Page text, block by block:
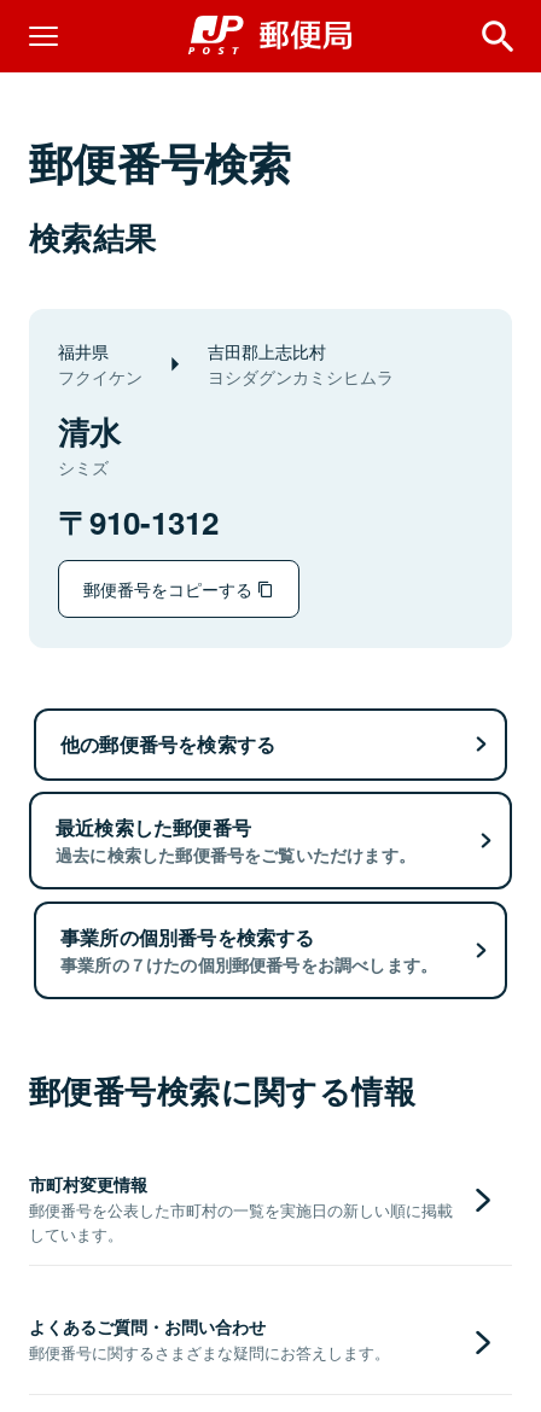
郵便番号検索
検索結果
福井県
フクイケン
吉田郡上志比村
ヨシダグンカミシヒムラ
清水
シミズ
910-1312
郵便番号をコピーする
他の郵便番号を検索する
最近検索した郵便番号
過去に検索した郵便番号をご覧いただけます。
事業所の個別番号を検索する
事業所の７けたの個別郵便番号をお調べします。
郵便番号検索に関する情報
市町村変更情報
郵便番号を公表した市町村の一覧を実施日の新しい順に掲載
しています。
よくあるご質問・お問い合わせ
郵便番号に関するさまざまな疑問にお答えします。